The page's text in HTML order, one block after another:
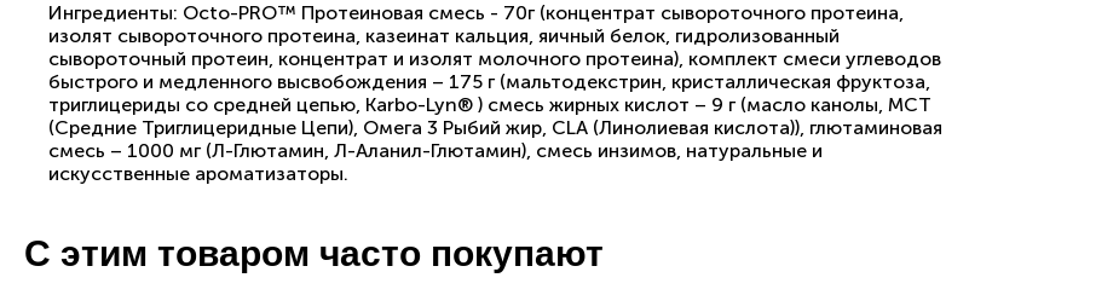
Ингредиенты: Octo-PRO™ Протеиновая смесь - 70г (концентрат сывороточного протеина,
изолят сывороточного протеина, казеинат кальция, яичный белок, гидролизованный
сывороточный протеин, концентрат и изолят молочного протеина), комплект смеси углеводов
быстрого и медленного высвобождения – 175 г (мальтодекстрин, кристаллическая фруктоза,
триглицериды со средней цепью, Karbo-Lyn® ) смесь жирных кислот – 9 г (масло канолы, MCT
(Средние Триглицеридные Цепи), Омега 3 Рыбий жир, CLA (Линолиевая кислота)), глютаминовая
смесь – 1000 мг (Л-Глютамин, Л-Аланил-Глютамин), смесь инзимов, натуральные и
искусственные ароматизаторы.
С этим товаром часто покупают